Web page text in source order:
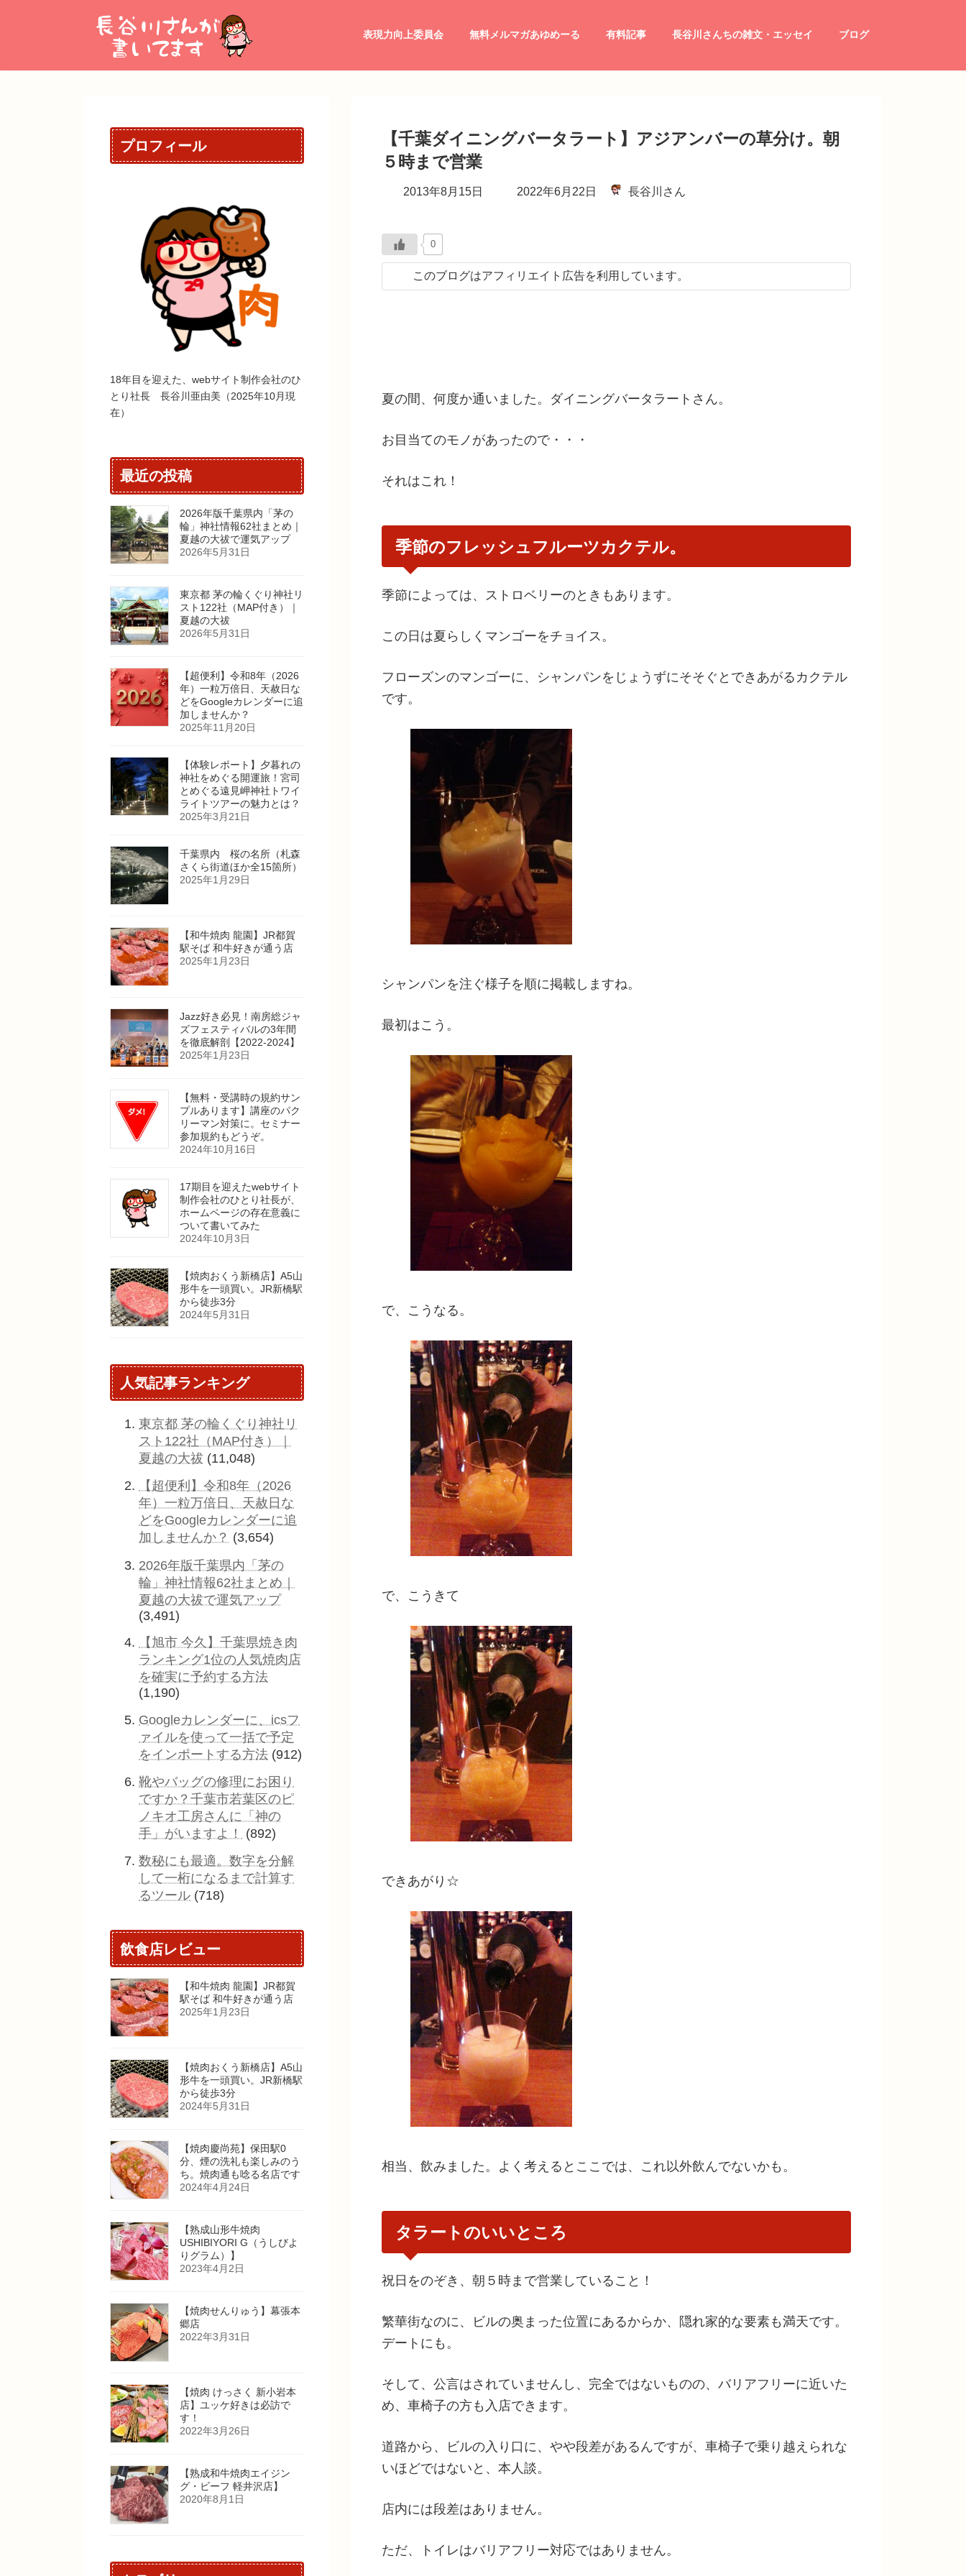
表現力向上委員会 無料メルマガあゆめーる 有料記事 長谷川さんちの雑文・エッセイ ブログ
【千葉ダイニングバータラート】アジアンバーの草分け。朝
５時まで営業
2013年8月15日
最
時
:
2022年6月22日 長谷川さん
0
このブログはアフィリエイト広告を利用しています。
夏の間、何度か通いました。ダイニングバータラートさん。
お目当てのモノがあったので・・・
それはこれ！
季節のフレッシュフルーツカクテル。
季節によっては、ストロベリーのときもあります。
この日は夏らしくマンゴーをチョイス。
フローズンのマンゴーに、シャンパンをじょうずにそそぐとできあがるカクテル
です。
シャンパンを注ぐ様子を順に掲載しますね。
最初はこう。
で、こうなる。
で、こうきて
できあがり☆
相当、飲みました。よく考えるとここでは、これ以外飲んでないかも。
タラートのいいところ
祝日をのぞき、朝５時まで営業していること！
繁華街なのに、ビルの奥まった位置にあるからか、隠れ家的な要素も満天です。
デートにも。
そして、公言はされていませんし、完全ではないものの、バリアフリーに近いた
め、車椅子の方も入店できます。
道路から、ビルの入り口に、やや段差があるんですが、車椅子で乗り越えられな
いほどではないと、本人談。
店内には段差はありません。
ただ、トイレはバリアフリー対応ではありません。
プロフィール
18年目を迎えた、webサイト制作会社のひ
とり社長 長谷川亜由美（2025年10月現
在）
最近の投稿
2026年版千葉県内「茅の
輪」神社情報62社まとめ｜
夏越の大祓で運気アップ
2026年5月31日
東京都 茅の輪くぐり神社リ
スト122社（MAP付き）｜
夏越の大祓
2026年5月31日
【超便利】令和8年（2026
年）一粒万倍日、天赦日な
どをGoogleカレンダーに追
加しませんか？
2025年11月20日
【体験レポート】夕暮れの
神社をめぐる開運旅！宮司
とめぐる遠見岬神社トワイ
ライトツアーの魅力とは？
2025年3月21日
千葉県内 桜の名所（札森
さくら街道ほか全15箇所）
2025年1月29日
【和牛焼肉 龍園】JR都賀
駅そば 和牛好きが通う店
2025年1月23日
Jazz好き必見！南房総ジャ
ズフェスティバルの3年間
を徹底解剖【2022-2024】
2025年1月23日
【無料・受講時の規約サン
プルあります】講座のパク
リーマン対策に。セミナー
参加規約もどうぞ。
2024年10月16日
17期目を迎えたwebサイト
制作会社のひとり社長が、
ホームページの存在意義に
ついて書いてみた
2024年10月3日
【焼肉おくう新橋店】A5山
形牛を一頭買い。JR新橋駅
から徒歩3分
2024年5月31日
人気記事ランキング
東京都 茅の輪くぐり神社リ
スト122社（MAP付き）｜
夏越の大祓 (11,048)
【超便利】令和8年（2026
年）一粒万倍日、天赦日な
どをGoogleカレンダーに追
加しませんか？ (3,654)
2026年版千葉県内「茅の
輪」神社情報62社まとめ｜
夏越の大祓で運気アップ
(3,491)
【旭市 今久】千葉県焼き肉
ランキング1位の人気焼肉店
を確実に予約する方法
(1,190)
Googleカレンダーに、icsフ
ァイルを使って一括で予定
をインポートする方法 (912)
靴やバッグの修理にお困り
ですか？千葉市若葉区のピ
ノキオ工房さんに「神の
手」がいますよ！
(892)
数秘にも最適。数字を分解
して一桁になるまで計算す
るツール (718)
飲食店レビュー
【和牛焼肉 龍園】JR都賀
駅そば 和牛好きが通う店
2025年1月23日
【焼肉おくう新橋店】A5山
形牛を一頭買い。JR新橋駅
から徒歩3分
2024年5月31日
【焼肉慶尚苑】保田駅0
分、煙の洗礼も楽しみのう
ち。焼肉通も唸る名店です
2024年4月24日
【熟成山形牛焼肉
USHIBIYORI G（うしびよ
りグラム）】
2023年4月2日
【焼肉せんりゅう】幕張本
郷店
2022年3月31日
【焼肉 けっさく 新小岩本
店】ユッケ好きは必訪で
す！
2022年3月26日
【熟成和牛焼肉エイジン
グ・ビーフ 軽井沢店】
2020年8月1日